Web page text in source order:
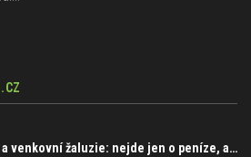
Klimatizace a venkovní žaluzie: nejde jen o peníze, ale i o právo